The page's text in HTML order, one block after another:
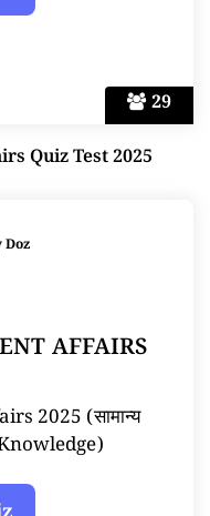
29
Quiz Test 2025
Doz
AFFAIRS
2025 (सामान्य